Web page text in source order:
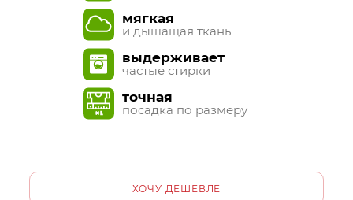
мягкая
и дышащая ткань
выдерживает
частые стирки
точная
посадка по размеру
ХОЧУ ДЕШЕВЛЕ